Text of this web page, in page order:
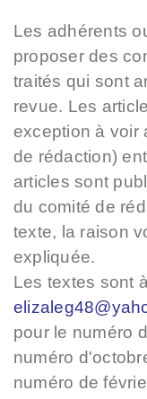
Les adhérents
proposer des
traités qui sont
revue. Les
exception à voir
de rédaction)
articles sont
du comité de
texte, la raison
expliquée.
Les textes sont
pour le numéro
numéro
numéro de